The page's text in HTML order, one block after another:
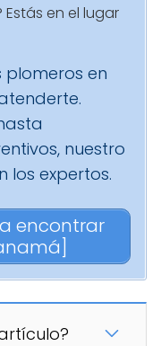
en el lugar
plomeros en
nuestro
los expertos.
encontrar